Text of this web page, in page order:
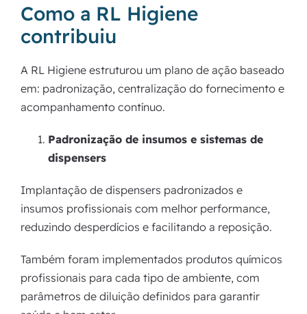
Como a RL Higiene
contribuiu
A RL Higiene estruturou um plano de ação baseado
em: padronização, centralização do fornecimento e
acompanhamento contínuo.
Padronização de insumos e sistemas de
dispensers
Implantação de dispensers padronizados e
insumos profissionais com melhor performance,
reduzindo desperdícios e facilitando a reposição.
Também foram implementados produtos químicos
profissionais para cada tipo de ambiente, com
parâmetros de diluição definidos para garantir